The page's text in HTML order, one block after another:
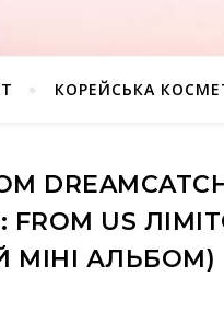
КОРЕЙСЬКА
FROM US
МІНІ АЛЬБОМ)